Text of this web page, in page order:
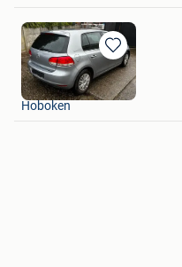
Bewaren
in
Mijn
Moussa
Hoboken